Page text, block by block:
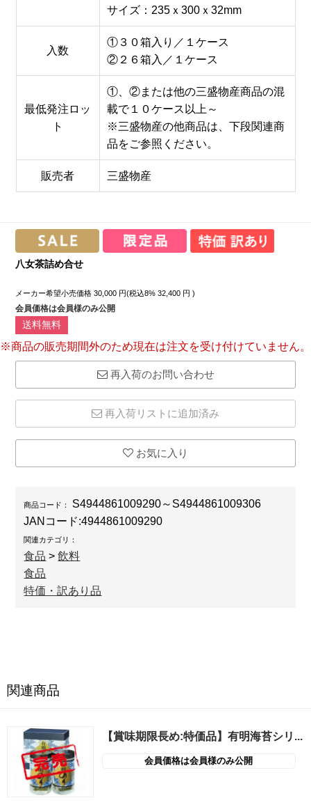
サイズ：235ｘ300ｘ32mm
入数
①３０箱入り／１ケース
②２６箱入／１ケース
最低発注ロッ
ト
①、②または他の三盛物産商品の混
載で１０ケース以上～
※三盛物産の他商品は、下段関連商
品をご参照ください。
販売者 三盛物産
八女茶詰め合せ
メーカー希望小売価格 30,000 円(税込8%32,400 円 )
会員価格は会員様のみ公開
送料無料
※商品の販売期間外のため現在は注文を受け付けていません。
再入荷のお問い合わせ
再入荷リストに追加済み
お気に入り
商品コード：
S4944861009290～S4944861009306
JANコード:4944861009290
関連カテゴリ：
食品 >飲料
食品
特価・訳あり品
関連商品
【賞味期限長め:特価品】有明海苔シリ...
会員価格は会員様のみ公開